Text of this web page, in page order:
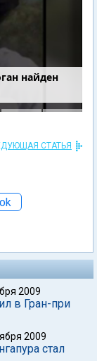
найден
СТАТЬЯ
2009
в Гран-при
2009
стал